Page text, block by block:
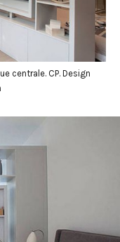
centrale. CP. Design